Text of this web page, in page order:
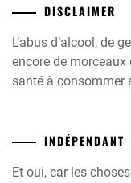
DISCLAIMER
L’abus d’alcool, de
encore de morceaux
santé à consommer
INDÉPENDANT
Et oui, car les